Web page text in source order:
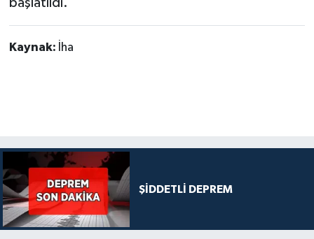
Kaynak: İha
ŞİDDETLİ DEPREM